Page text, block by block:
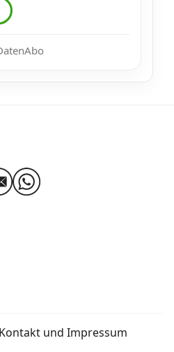
und Impressum